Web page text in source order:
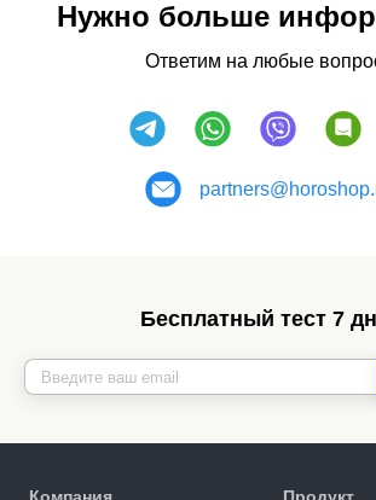
Нужно больше
Ответим на любые
Бесплатный тест 7